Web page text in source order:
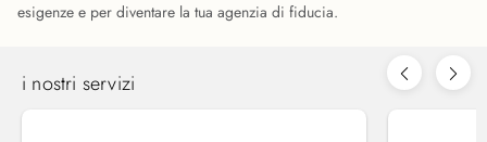
esigenze e per diventare la tua agenzia di fiducia.
i nostri servizi